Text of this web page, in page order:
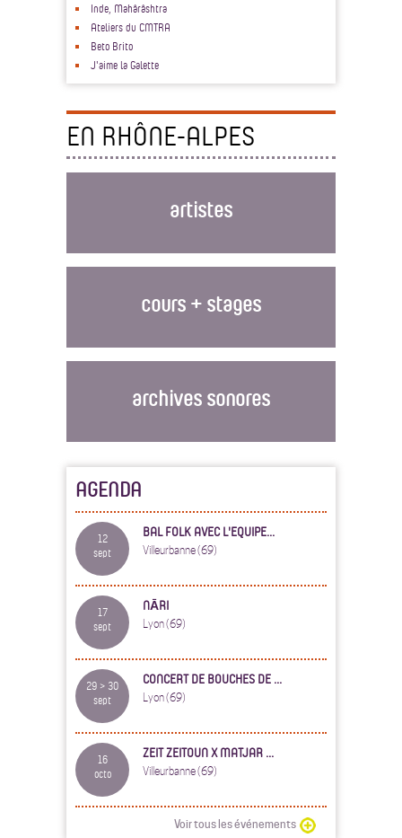
Inde, Mahârâshtra
Ateliers du CMTRA
Beto Brito
J'aime la Galette
EN RHÔNE-ALPES
artistes
cours + stages
archives sonores
AGENDA
12
sept
BAL FOLK AVEC L'EQUIPE...
Villeurbanne (69)
17
sept
NĀRI
Lyon (69)
29 > 30
sept
CONCERT DE BOUCHES DE ...
Lyon (69)
16
octo
ZEIT ZEITOUN X MATJAR ...
Villeurbanne (69)
Voir tous les événements